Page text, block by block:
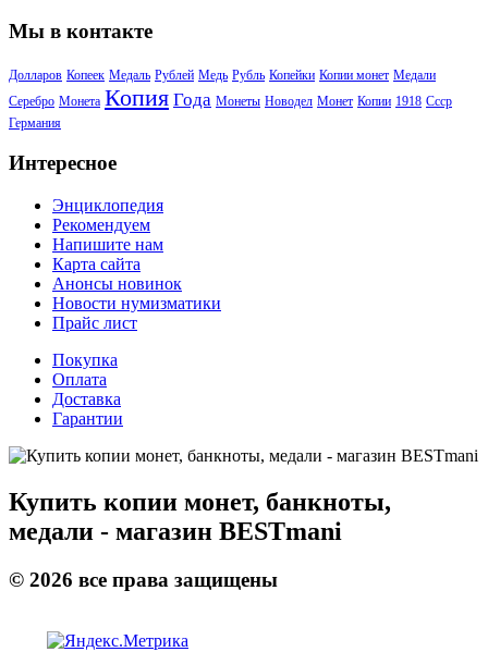
Мы в контакте
Долларов Копеек Медаль Рублей Медь Рубль Копейки Копии монет Медали
Серебро Монета Копия Года Монеты Новодел Монет Копии 1918 Ссср
Германия
Интересное
Энциклопедия
Рекомендуем
Напишите нам
Карта сайта
Анонсы новинок
Новости нумизматики
Прайс лист
Покупка
Оплата
Доставка
Гарантии
Купить копии монет, банкноты,
медали - магазин BESTmani
© 2026 все права защищены